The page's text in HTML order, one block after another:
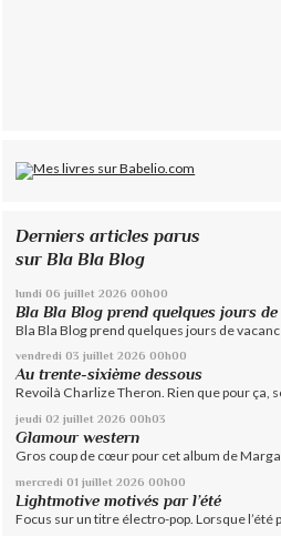
Derniers articles parus
sur Bla Bla Blog
lundi 06 juillet 2026 00h00
Bla Bla Blog prend quelques jours de
Bla Bla Blog prend quelques jours de
vendredi 03 juillet 2026 00h00
Au trente-sixième dessous
Revoilà Charlize Theron. Rien que pour ça,
jeudi 02 juillet 2026 00h03
Glamour western
Gros coup de cœur pour cet album de
mercredi 01 juillet 2026 00h00
Lightmotive motivés par l’été
Focus sur un titre électro-pop. Lorsque l’été